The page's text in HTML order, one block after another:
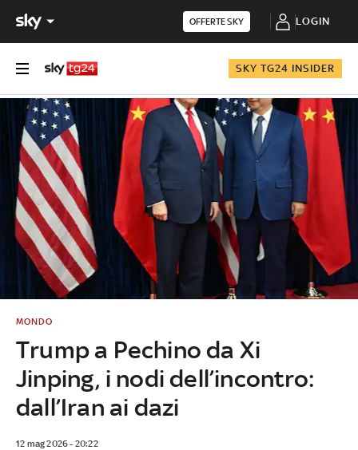
OFFERTE SKY LOGIN
SKY TG24 INSIDER
Trump a Pechino da Xi
Jinping, i nodi dell’incontro:
dall’Iran ai dazi
MONDO
12 mag 2026 - 20:22